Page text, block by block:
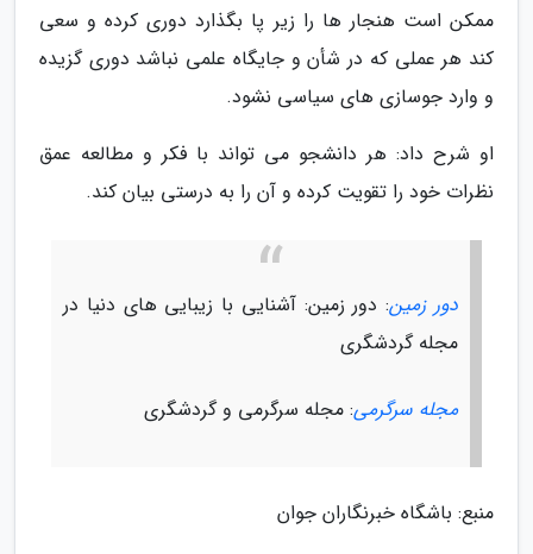
ممکن است هنجار ها را زیر پا بگذارد دوری کرده و سعی
کند هر عملی که در شأن و جایگاه علمی نباشد دوری گزیده
و وارد جوسازی های سیاسی نشود.
او شرح داد: هر دانشجو می تواند با فکر و مطالعه عمق
نظرات خود را تقویت کرده و آن را به درستی بیان کند.
دور زمین: دور زمین: آشنایی با زیبایی های دنیا در
مجله گردشگری
مجله سرگرمی: مجله سرگرمی و گردشگری
منبع: باشگاه خبرنگاران جوان